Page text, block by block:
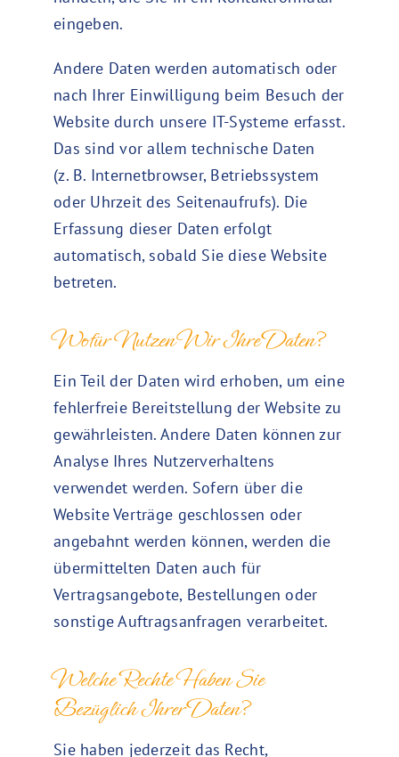
eingeben.
Andere Daten werden automatisch oder
nach Ihrer Einwilligung beim Besuch der
Website durch unsere IT-Systeme erfasst.
Das sind vor allem technische Daten
(z. B. Internetbrowser, Betriebssystem
oder Uhrzeit des Seitenaufrufs). Die
Erfassung dieser Daten erfolgt
automatisch, sobald Sie diese Website
betreten.
Wofür Nutzen Wir Ihre Daten?
Ein Teil der Daten wird erhoben, um eine
fehlerfreie Bereitstellung der Website zu
gewährleisten. Andere Daten können zur
Analyse Ihres Nutzerverhaltens
verwendet werden. Sofern über die
Website Verträge geschlossen oder
angebahnt werden können, werden die
übermittelten Daten auch für
Vertragsangebote, Bestellungen oder
sonstige Auftragsanfragen verarbeitet.
Welche Rechte Haben Sie
Bezüglich Ihrer Daten?
Sie haben jederzeit das Recht,